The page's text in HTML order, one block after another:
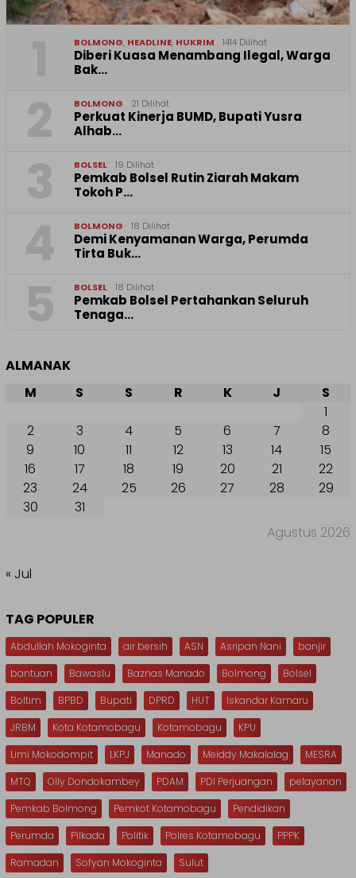
BOLMONG, HEADLINE, HUKRIM 1414 Dilihat
Diberi Kuasa Menambang Ilegal, Warga
Bak…
BOLMONG 21 Dilihat
Perkuat Kinerja BUMD, Bupati Yusra
Alhab…
BOLSEL 19 Dilihat
Pemkab Bolsel Rutin Ziarah Makam
Tokoh P…
BOLMONG 18 Dilihat
Demi Kenyamanan Warga, Perumda
Tirta Buk…
BOLSEL 18 Dilihat
Pemkab Bolsel Pertahankan Seluruh
Tenaga…
ALMANAK
Agustus 2026
M S S R K J
S
1
2
3 4 5 6 7
8
9
10 11 12 13 14
15
16
17 18 19 20 21
22
23
24 25 26 27 28
29
30
31
« Jul
TAG POPULER
Abdullah Mokoginta air bersih ASN Asripan Nani
banjir
bantuan
Bawaslu Baznas Manado Bolmong
Bolsel
Boltim
BPBD Bupati DPRD HUT
Iskandar Kamaru
JRBM
Kota Kotamobagu Kotamobagu
KPU
Limi Mokodompit
LKPJ Manado Meiddy Makalalag
MESRA
MTQ
Olly Dondokambey PDAM PDI Perjuangan
pelayanan
Pemkab Bolmong
Pemkot Kotamobagu
Pendidikan
Perumda
Pilkada Politik Polres Kotamobagu
PPPK
Ramadan
Sofyan Mokoginta
Sulut